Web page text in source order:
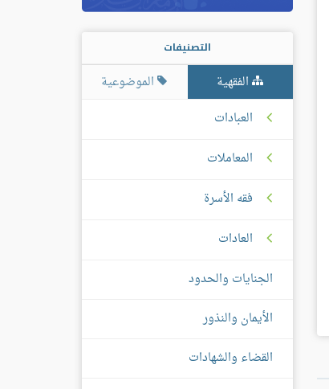
التصنيفات
الفقهية
الموضوعية
العبادات
المعاملات
فقه الأسرة
العادات
الجنايات والحدود
الأيمان والنذور
القضاء والشهادات